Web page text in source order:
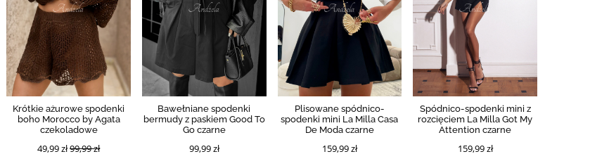
Krótkie ażurowe spodenki
boho Morocco by Agata
czekoladowe
49,99 zł99,99 zł
Bawełniane spodenki
bermudy z paskiem Good To
Go czarne
99,99 zł
Plisowane spódnico-
spodenki mini La Milla Casa
De Moda czarne
159,99 zł
Spódnico-spodenki mini z
rozcięciem La Milla Got My
Attention czarne
159,99 zł